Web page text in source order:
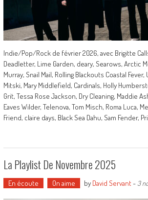
Indie/Pop/Rock de février 2026, avec Brigitte
Deadletter, Lime Garden, deary, Searows, Arctic
Murray, Snail Mail, Rolling Blackouts Coastal Fever,
Mitski, Mary Middlefield, Cardinals, Holly
Grit, Tessa Rose Jackson, Dry Cleaning, Maddie
Eaves Wilder, Telenova, Tom Misch, Roma Luca,
Friend, claire days, Black Sea Dahu, Sam Fender,
La Playlist De Novembre 2025
En écoute On aime by David Servant- 3